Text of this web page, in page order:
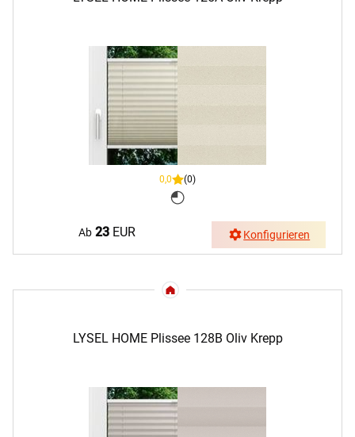
0,0 (0)
Ab 23 EUR Konfigurieren
LYSEL HOME Plissee 128B Oliv Krepp